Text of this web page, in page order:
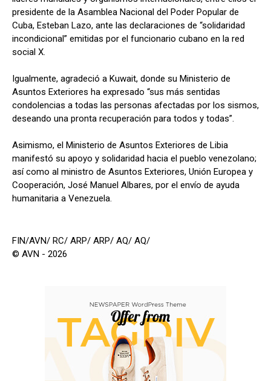
presidente de la Asamblea Nacional del Poder Popular de
Cuba, Esteban Lazo, ante las declaraciones de “solidaridad
incondicional” emitidas por el funcionario cubano en la red
social X.
Igualmente, agradeció a Kuwait, donde su Ministerio de
Asuntos Exteriores ha expresado “sus más sentidas
condolencias a todas las personas afectadas por los sismos,
deseando una pronta recuperación para todos y todas”.
Asimismo, el Ministerio de Asuntos Exteriores de Libia
manifestó su apoyo y solidaridad hacia el pueblo venezolano;
así como al ministro de Asuntos Exteriores, Unión Europea y
Cooperación, José Manuel Albares, por el envío de ayuda
humanitaria a Venezuela.
FIN/AVN/ RC/ ARP/ ARP/ AQ/ AQ/
© AVN - 2026